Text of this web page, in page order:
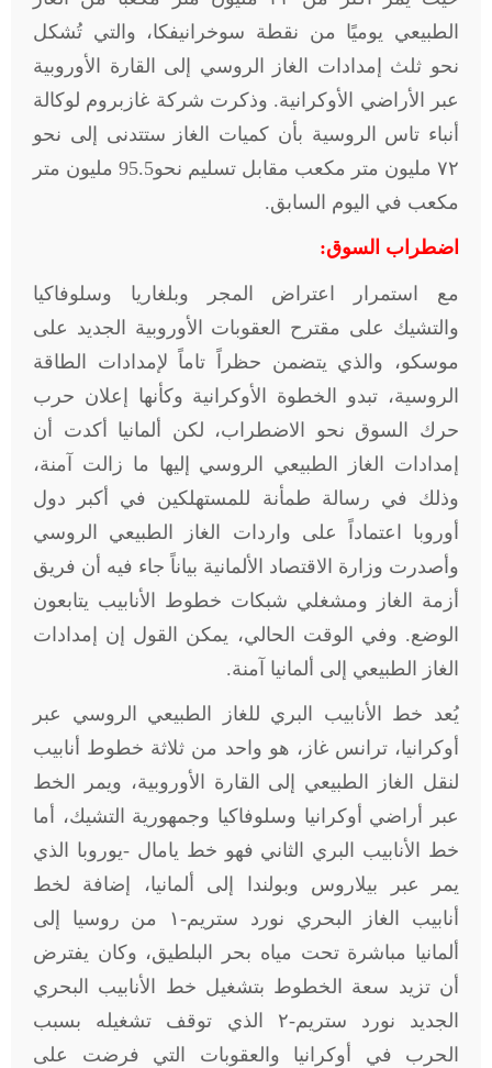
الطبيعي يوميًا من نقطة سوخرانيفكا، والتي تُشكل
نحو ثلث إمدادات الغاز الروسي إلى القارة الأوروبية
عبر الأراضي الأوكرانية. وذكرت شركة غازبروم لوكالة
أنباء تاس الروسية بأن كميات الغاز ستتدنى إلى نحو
٧٢ مليون متر مكعب مقابل تسليم نحو95.5 مليون متر
مكعب في اليوم السابق.
اضطراب السوق:
مع استمرار اعتراض المجر وبلغاريا وسلوفاكيا
والتشيك على مقترح العقوبات الأوروبية الجديد على
موسكو، والذي يتضمن حظراً تاماً لإمدادات الطاقة
الروسية، تبدو الخطوة الأوكرانية وكأنها إعلان حرب
حرك السوق نحو الاضطراب، لكن ألمانيا أكدت أن
إمدادات الغاز الطبيعي الروسي إليها ما زالت آمنة،
وذلك في رسالة طمأنة للمستهلكين في أكبر دول
أوروبا اعتماداً على واردات الغاز الطبيعي الروسي
وأصدرت وزارة الاقتصاد الألمانية بياناً جاء فيه أن فريق
أزمة الغاز ومشغلي شبكات خطوط الأنابيب يتابعون
الوضع. وفي الوقت الحالي، يمكن القول إن إمدادات
الغاز الطبيعي إلى ألمانيا آمنة.
يُعد خط الأنابيب البري للغاز الطبيعي الروسي عبر
أوكرانيا، ترانس غاز، هو واحد من ثلاثة خطوط أنابيب
لنقل الغاز الطبيعي إلى القارة الأوروبية، ويمر الخط
عبر أراضي أوكرانيا وسلوفاكيا وجمهورية التشيك، أما
خط الأنابيب البري الثاني فهو خط يامال -يوروبا الذي
يمر عبر بيلاروس وبولندا إلى ألمانيا، إضافة لخط
أنابيب الغاز البحري نورد ستريم-١ من روسيا إلى
ألمانيا مباشرة تحت مياه بحر البلطيق، وكان يفترض
أن تزيد سعة الخطوط بتشغيل خط الأنابيب البحري
الجديد نورد ستريم-٢ الذي توقف تشغيله بسبب
الحرب في أوكرانيا والعقوبات التي فرضت على